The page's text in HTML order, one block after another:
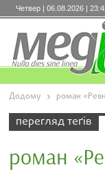
Четвер | 06.08.2026 |
Додому роман
перегляд теґів
роман